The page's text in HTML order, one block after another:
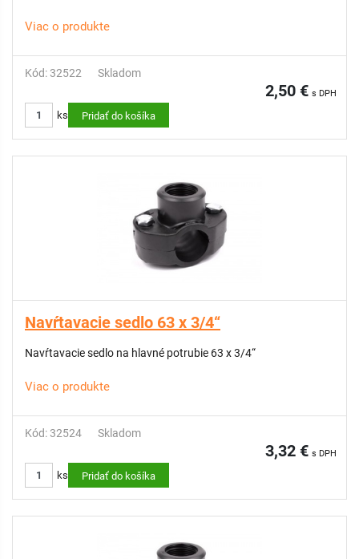
Viac o produkte
Kód: 32522 Skladom
2,50 € s DPH
ks Pridať do košíka
Navŕtavacie sedlo 63 x 3/4“
Navŕtavacie sedlo na hlavné potrubie 63 x 3/4“
Viac o produkte
Kód: 32524 Skladom
3,32 € s DPH
ks Pridať do košíka